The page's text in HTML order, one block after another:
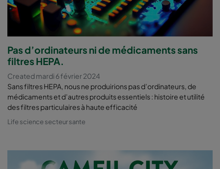
Pas d’ordinateurs ni de médicaments sans
filtres HEPA.
Created mardi 6 février 2024
Sans filtres HEPA, nous ne produirions pas d’ordinateurs, de
médicaments et d’autres produits essentiels : histoire et utilité
des filtres particulaires à haute efficacité
Life science secteur sante